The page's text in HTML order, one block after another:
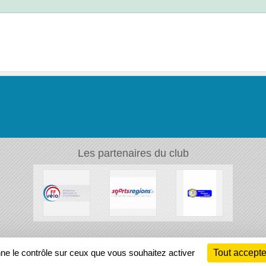
Les partenaires du club
le contrôle sur ceux que vous souhaitez activer Tout